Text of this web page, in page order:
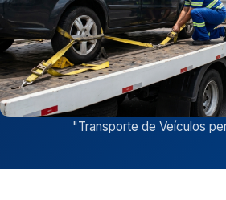
"Transporte de Veículos